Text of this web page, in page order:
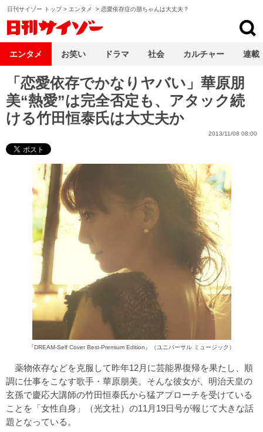
日刊サイゾー トップ> エンタメ > 恋愛依存症の朋ちゃんは大丈夫？
「恋愛依存でかなりヤバい」華原朋
美“熱愛”は完全否定も、アタック続
ける竹田恒泰氏は大丈夫か
2013/11/08 08:00
『DREAM-Self Cover Best-Premium Edition』（ユニバーサル ミュージック）
薬物依存などを克服して昨年12月に芸能界復帰を果たし、順
調に仕事をこなす歌手・華原朋美。そんな彼女が、明治天皇の
玄孫で慶応大講師の竹田恒泰氏から猛アプローチを受けている
ことを「女性自身」（光文社）の11月19日号が報じて大きな話
題となっている。
エンタメ お笑い ドラマ 社会 カルチャー 連載